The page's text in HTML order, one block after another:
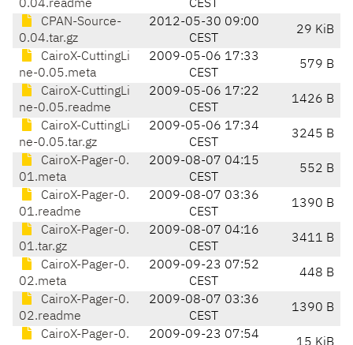
0.04.readme
CEST
CPAN-Source-
0.04.tar.gz
2012-05-30 09:00
CEST
29 KiB
CairoX-CuttingLi
ne-0.05.meta
2009-05-06 17:33
CEST
579 B
CairoX-CuttingLi
ne-0.05.readme
2009-05-06 17:22
CEST
1426 B
CairoX-CuttingLi
ne-0.05.tar.gz
2009-05-06 17:34
CEST
3245 B
CairoX-Pager-0.
01.meta
2009-08-07 04:15
CEST
552 B
CairoX-Pager-0.
01.readme
2009-08-07 03:36
CEST
1390 B
CairoX-Pager-0.
01.tar.gz
2009-08-07 04:16
CEST
3411 B
CairoX-Pager-0.
02.meta
2009-09-23 07:52
CEST
448 B
CairoX-Pager-0.
02.readme
2009-08-07 03:36
CEST
1390 B
CairoX-Pager-0.
2009-09-23 07:54